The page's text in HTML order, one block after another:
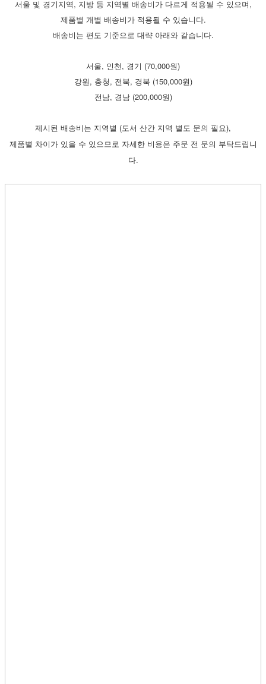
서울 및 경기지역, 지방 등 지역별 배송비가 다르게 적용될 수 있으며,
제품별 개별 배송비가 적용될 수 있습니다.
배송비는 편도 기준으로 대략 아래와 같습니다.
서울, 인천, 경기 (70,000원)
강원, 충청, 전북, 경북 (150,000원)
전남, 경남 (200,000원)
제시된 배송비는 지역별 (도서 산간 지역 별도 문의 필요),
제품별 차이가 있을 수 있으므로 자세한 비용은 주문 전 문의 부탁드립니
다.